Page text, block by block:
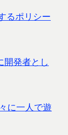
るポリシー
開発者とし
に一人で遊